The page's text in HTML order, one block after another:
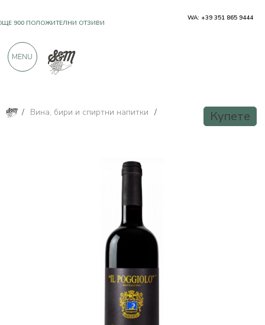
/ Вина, бири и спиртни напитки / Купете
900 ПОЛОЖИТЕЛНИ ОТЗИВИ WA: +39 351 865 9444
MENU